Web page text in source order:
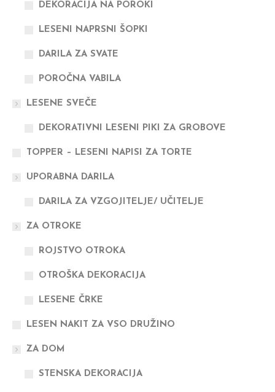
DEKORACIJA NA POROKI
LESENI NAPRSNI ŠOPKI
DARILA ZA SVATE
POROČNA VABILA
LESENE SVEČE
DEKORATIVNI LESENI PIKI ZA GROBOVE
TOPPER – LESENI NAPISI ZA TORTE
UPORABNA DARILA
DARILA ZA VZGOJITELJE/ UČITELJE
ZA OTROKE
ROJSTVO OTROKA
OTROŠKA DEKORACIJA
LESENE ČRKE
LESEN NAKIT ZA VSO DRUŽINO
ZA DOM
STENSKA DEKORACIJA